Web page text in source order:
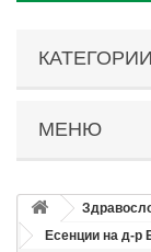
КАТЕГОРИИ
МЕНЮ
Есенции на д-р